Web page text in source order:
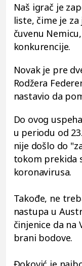
Naš igrač je
liste, čime je
čuvenu
konkurencije.
Novak je pre
Rodžera
nastavio da
Do ovog
u periodu od
nije došlo do
tokom prekida
koronavirusa.
Takođe, ne
nastupa u
činjenice da na
brani bodove.